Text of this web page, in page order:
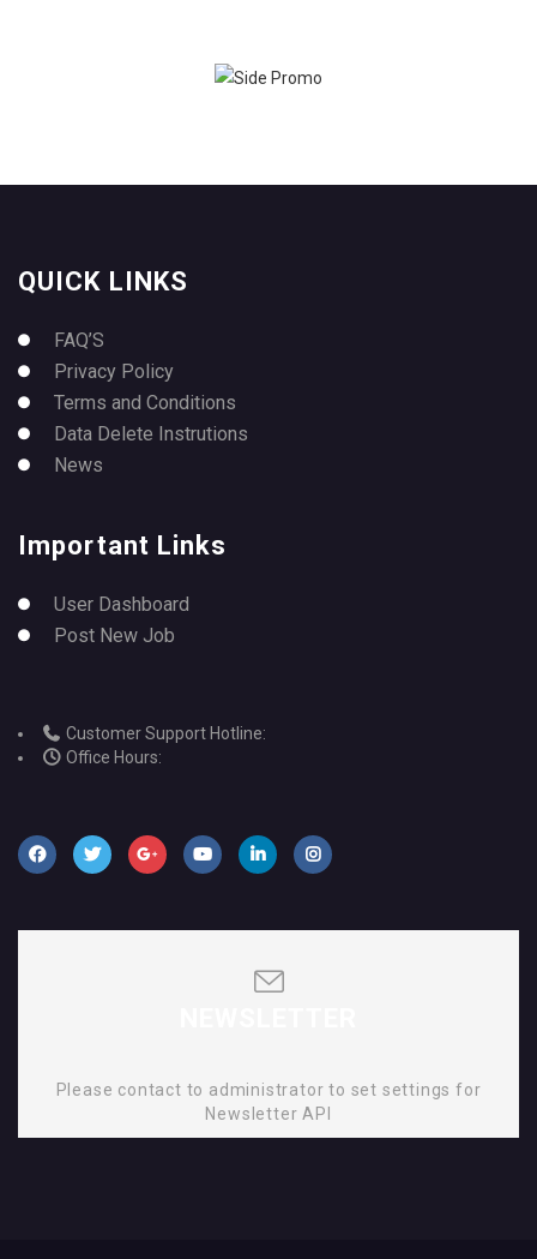
QUICK LINKS
FAQ’S
Privacy Policy
Terms and Conditions
Data Delete Instrutions
News
Important Links
User Dashboard
Post New Job
Customer Support Hotline:
Office Hours:
Please contact to administrator to set settings for
Newsletter API